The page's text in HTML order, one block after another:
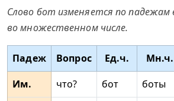
Слово бот изменяется по падежам
во множественном числе.
Падеж Вопрос Ед.ч.
Мн.ч.
Им.
что? бот
боты